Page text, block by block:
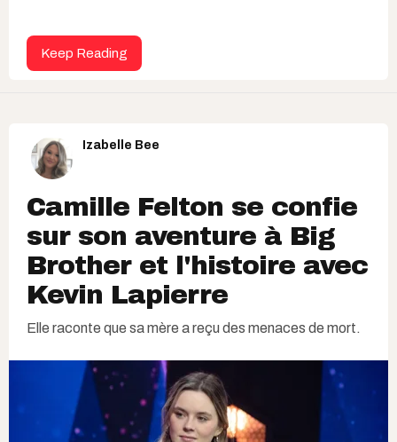
Keep Reading
Izabelle Bee
Camille Felton se confie
sur son aventure à Big
Brother et l'histoire avec
Kevin Lapierre
Elle raconte que sa mère a reçu des menaces de mort.